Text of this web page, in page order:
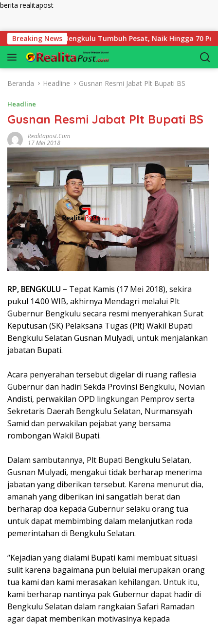
berita realitapost
Breaking NewsBengkulu Tumbuh Pesat, Naik Hingga 70 Persen
Beranda Headline Gusnan Resmi Jabat Plt Bupati BS
Headline
Gusnan Resmi Jabat Plt Bupati BS
Realitapost.com
17 Mei 2018
RP, BENGKULU – Tepat Kamis (17 Mei 2018), sekira
pukul 14.00 WIB, akhirnya Mendagri melalui Plt
Gubernur Bengkulu secara resmi menyerahkan Surat
Keputusan (SK) Pelaksana Tugas (Plt) Wakil Bupati
Bengkulu Selatan Gusnan Mulyadi, untuk menjalankan
jabatan Bupati.
Acara penyerahan tersebut digelar di ruang raflesia
Gubernur dan hadiri Sekda Provinsi Bengkulu, Novian
Andisti, perwakilan OPD lingkungan Pemprov serta
Sekretaris Daerah Bengkulu Selatan, Nurmansyah
Samid dan perwakilan pejabat yang bersama
rombongan Wakil Bupati.
Dalam sambutannya, Plt Bupati Bengkulu Selatan,
Gusnan Mulyadi, mengakui tidak berharap menerima
jabatan yang diberikan tersebut. Karena menurut dia,
amanah yang diberikan ini sangatlah berat dan
berharap doa kepada Gubernur selaku orang tua
untuk dapat membimbing dalam melanjutkan roda
pemerintahan di Bengkulu Selatan.
“Kejadian yang dialami Bupati kami membuat situasi
sulit karena bagaimana pun beluiai merupakan orang
tua kami dan kami merasakan kehilangan. Untuk itu,
kami berharap nantinya pak Gubernur dapat hadir di
Bengkulu Selatan dalam rangkaian Safari Ramadan
agar dapat memberikan motivasinya kepada